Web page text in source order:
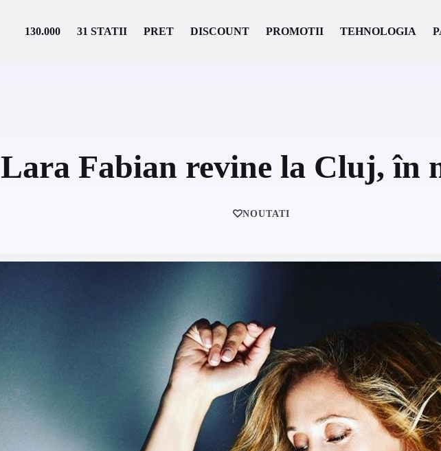
130.000 31 STATII PRET DISCOUNT PROMOTII TEHNOLOGIA
Lara Fabian revine la Cluj, în
NOUTATI